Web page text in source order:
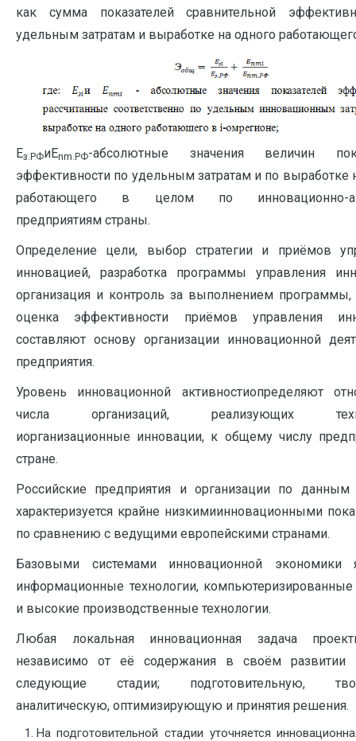
как сумма показателей сравнительной
удельным затратам и выработке на одного
Ез.РФиЕnm .РФ-абсолютные значения величин
эффективности по удельным затратам и по выработке
работающего в целом по инновационно-
предприятиям страны.
Определение цели, выбор стратегии и приёмов
инновацией, разработка программы управления
организация и контроль за выполнением программы,
оценка эффективности приёмов управления
составляют основу организации инновационной
предприятия.
Уровень инновационной активностиопределяют
числа организаций, реализующих
иорганизационные инновации, к общему числу
стране.
Российские предприятия и организации по данным
характеризуется крайне низкимиинновационными
по сравнению с ведущими европейскими странами.
Базовыми системами инновационной экономики
информационные технологии,
и высокие производственные технологии.
Любая локальная инновационная задача
независимо от её содержания в своём развитии
следующие стадии; подготовительную,
аналитическую, оптимизирующую и принятия решения.
На подготовительной стадии уточняется